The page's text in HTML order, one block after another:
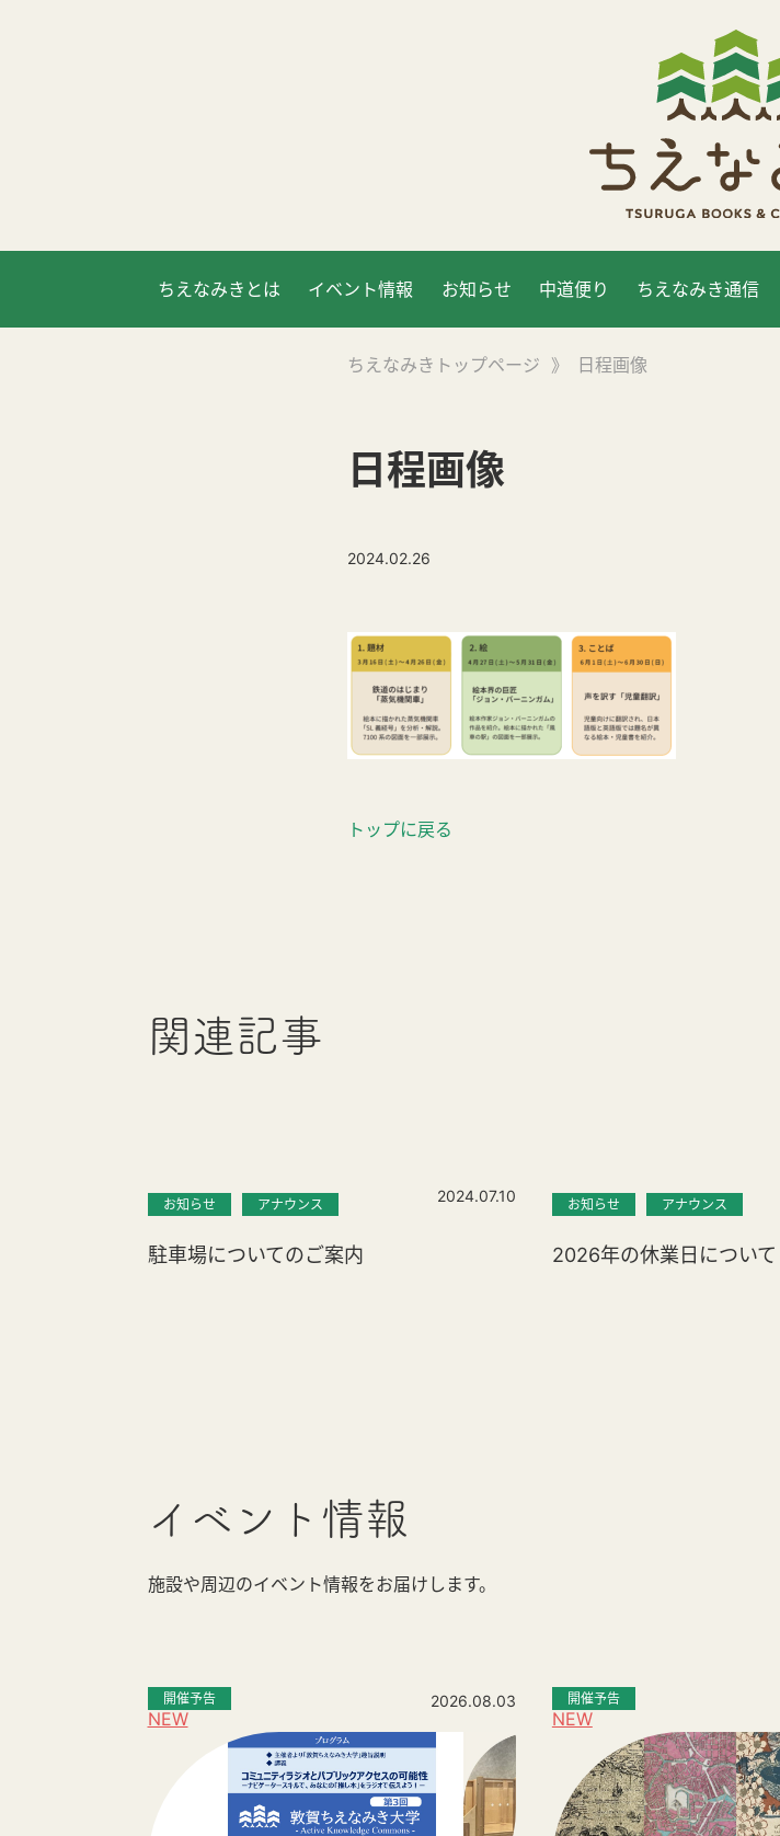
ちえなみきとは イベント情報 お知らせ 中道便り ちえなみき通信
ちえなみきトップページ 》 日程画像
日程画像
2024.02.26
トップに戻る
関連記事
お知らせ アナウンス 2024.07.10
駐車場についてのご案内
お知らせ アナウンス
2026年の休業日について
イベント情報
施設や周辺のイベント情報をお届けします。
NEW
開催予告 2026.08.03
NEW
開催予告